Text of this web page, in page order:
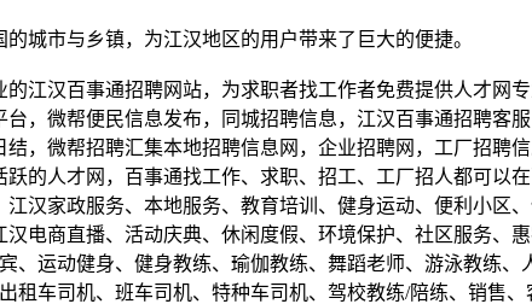
城市与乡镇，为江汉地区的用户带来了巨大的便捷。
江汉百事通招聘网站，为求职者找工作者免费提供人才网
，微帮便民信息发布，同城招聘信息，江汉百事通招聘客
，微帮招聘汇集本地招聘信息网，企业招聘网，工厂招聘
的人才网，百事通找工作、求职、招工、工厂招人都可以
汉家政服务、本地服务、教育培训、健身运动、便利小区
电商直播、活动庆典、休闲度假、环境保护、社区服务、
运动健身、健身教练、瑜伽教练、舞蹈老师、游泳教练
车司机、班车司机、特种车司机、驾校教练/陪练、销售、